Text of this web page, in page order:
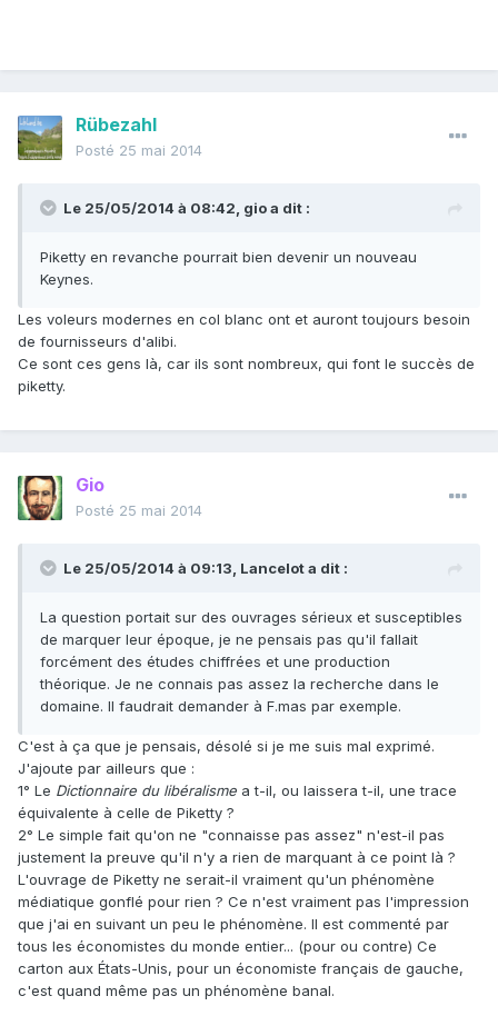
Rübezahl
Posté 25 mai 2014
Le 25/05/2014 à 08:42, gio a dit :
Piketty en revanche pourrait bien devenir un nouveau
Keynes.
Les voleurs modernes en col blanc ont et auront toujours besoin
de fournisseurs d'alibi.
Ce sont ces gens là, car ils sont nombreux, qui font le succès de
piketty.
Gio
Posté 25 mai 2014
Le 25/05/2014 à 09:13, Lancelot a dit :
La question portait sur des ouvrages sérieux et susceptibles
de marquer leur époque, je ne pensais pas qu'il fallait
forcément des études chiffrées et une production
théorique. Je ne connais pas assez la recherche dans le
domaine. Il faudrait demander à F.mas par exemple.
C'est à ça que je pensais, désolé si je me suis mal exprimé.
J'ajoute par ailleurs que :
1° Le Dictionnaire du libéralisme a t-il, ou laissera t-il, une trace
équivalente à celle de Piketty ?
2° Le simple fait qu'on ne "connaisse pas assez" n'est-il pas
justement la preuve qu'il n'y a rien de marquant à ce point là ?
L'ouvrage de Piketty ne serait-il vraiment qu'un phénomène
médiatique gonflé pour rien ? Ce n'est vraiment pas l'impression
que j'ai en suivant un peu le phénomène. Il est commenté par
tous les économistes du monde entier... (pour ou contre) Ce
carton aux États-Unis, pour un économiste français de gauche,
c'est quand même pas un phénomène banal.